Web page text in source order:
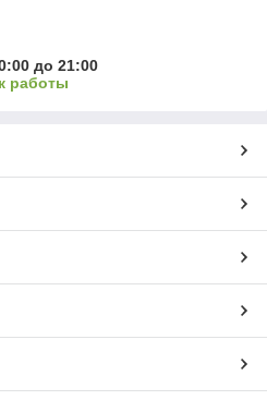
до 21:00
работы